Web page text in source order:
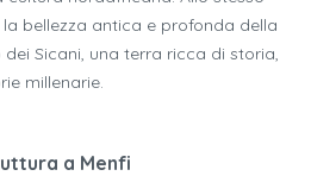
la bellezza antica e profonda della
Sicani, una terra ricca di storia,
millenarie.
a Menfi